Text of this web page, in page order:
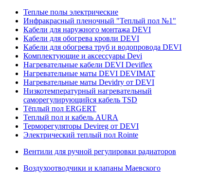
Теплые полы электрические
Инфракрасный пленочный "Теплый пол №1"
Кабели для наружного монтажа DEVI
Кабели для обогрева кровли DEVI
Кабели для обогрева труб и водопровода DEVI
Комплектующие и аксессуары Devi
Нагревательные кабели DEVI Deviflex
Нагревательные маты DEVI DEVIMAT
Нагревательные маты Devidry от DEVI
Низкотемпературный нагревательный
саморегулирующийся кабель TSD
Тёплый пол ERGERT
Теплый пол и кабель AURA
Терморегуляторы Devireg от DEVI
Электрический теплый пол Rointe
Вентили для ручной регулировки радиаторов
Воздухоотводчики и клапаны Маевского